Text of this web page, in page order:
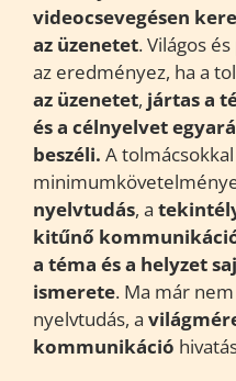
videocsevegésen
az üzenetet. Világos
az eredményez, ha a
az üzenetet, jártas a
és a célnyelvet
beszéli. A
nyelvtudás, a
kitűnő
a téma és a helyzet
ismerete. Ma már
nyelvtudás, a
kommunikáció